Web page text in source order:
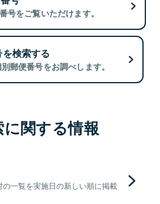
号をご覧いただけます。
検索する
郵便番号をお調べします。
関する情報
一覧を実施日の新しい順に掲載